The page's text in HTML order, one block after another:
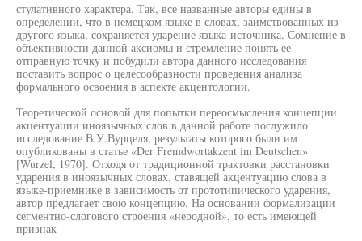
стулативного характера. Так, все названные авторы едины в
определении, что в немецком языке в словах, заимствованных из
другого языка, сохраняется ударение языка-источника. Сомнение в
объективности данной аксиомы и стремление понять ее
отправную точку и побудили автора данного исследования
поставить вопрос о целесообразности проведения анализа
формального освоения в аспекте акцентологии.
Теоретической основой для попытки переосмысления концепции
акцентуации иноязычных слов в данной работе послужило
исследование В.У.Вурцеля, результаты которого были им
опубликованы в статье «Der Fremdwortakzent im Deutschen»
[Wurzel, 1970]. Отходя от традиционной трактовки расстановки
ударения в иноязычных словах, ставящей акцентуацию слова в
языке-приемнике в зависимость от прототипического ударения,
автор предлагает свою концепцию. На основании формализации
сегментно-слогового строения «неродной», то есть имеющей
признак